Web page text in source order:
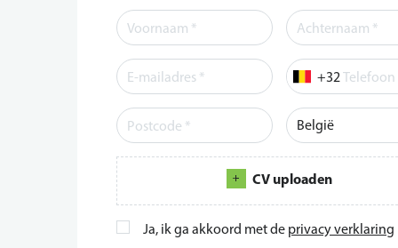
Telefoon
CV uploaden
Ja, ik ga akkoord met de privacy verklaring